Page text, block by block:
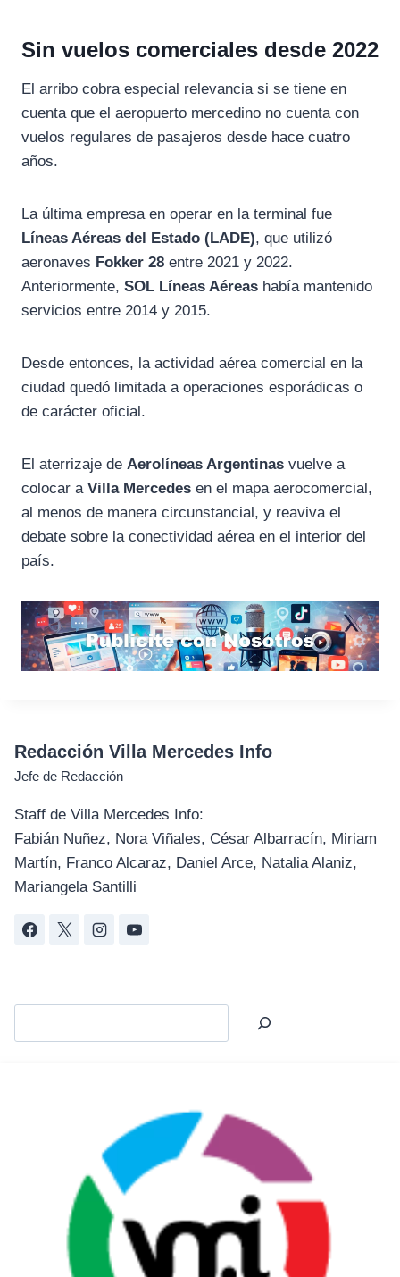
Sin vuelos comerciales desde 2022
El arribo cobra especial relevancia si se tiene en
cuenta que el aeropuerto mercedino no cuenta con
vuelos regulares de pasajeros desde hace cuatro
años.
La última empresa en operar en la terminal fue
Líneas Aéreas del Estado (LADE), que utilizó
aeronaves Fokker 28 entre 2021 y 2022.
Anteriormente, SOL Líneas Aéreas había mantenido
servicios entre 2014 y 2015.
Desde entonces, la actividad aérea comercial en la
ciudad quedó limitada a operaciones esporádicas o
de carácter oficial.
El aterrizaje de Aerolíneas Argentinas vuelve a
colocar a Villa Mercedes en el mapa aerocomercial,
al menos de manera circunstancial, y reaviva el
debate sobre la conectividad aérea en el interior del
país.
Redacción Villa Mercedes Info
Jefe de Redacción
Staff de Villa Mercedes Info:
Fabián Nuñez, Nora Viñales, César Albarracín, Miriam
Martín, Franco Alcaraz, Daniel Arce, Natalia Alaniz,
Mariangela Santilli